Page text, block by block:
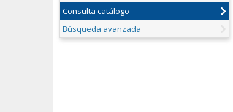
Consulta catálogo
Búsqueda avanzada